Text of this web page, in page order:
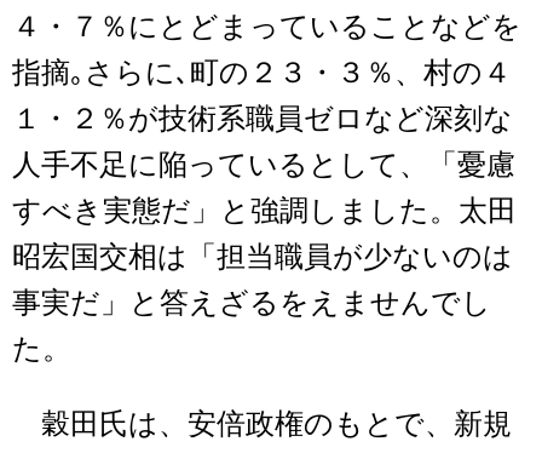
４・７％にとどまっていることなどを
指摘｡さらに､町の２３・３％、村の４
１・２％が技術系職員ゼロなど深刻な
人手不足に陥っているとして、「憂慮
すべき実態だ」と強調しました。太田
昭宏国交相は「担当職員が少ないのは
事実だ」と答えざるをえませんでし
た。
穀田氏は、安倍政権のもとで、新規